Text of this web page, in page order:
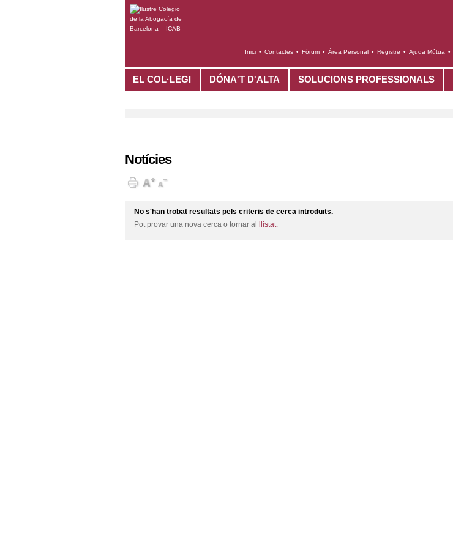
Inici • Contactes • Fòrum • Àrea Personal • Registre • Ajuda Mútua •
EL COL·LEGI DÓNA'T D'ALTA SOLUCIONS PROFESSIONALS
Notícies
No s'han trobat resultats pels criteris de cerca introduïts.
Pot provar una nova cerca o tornar al llistat